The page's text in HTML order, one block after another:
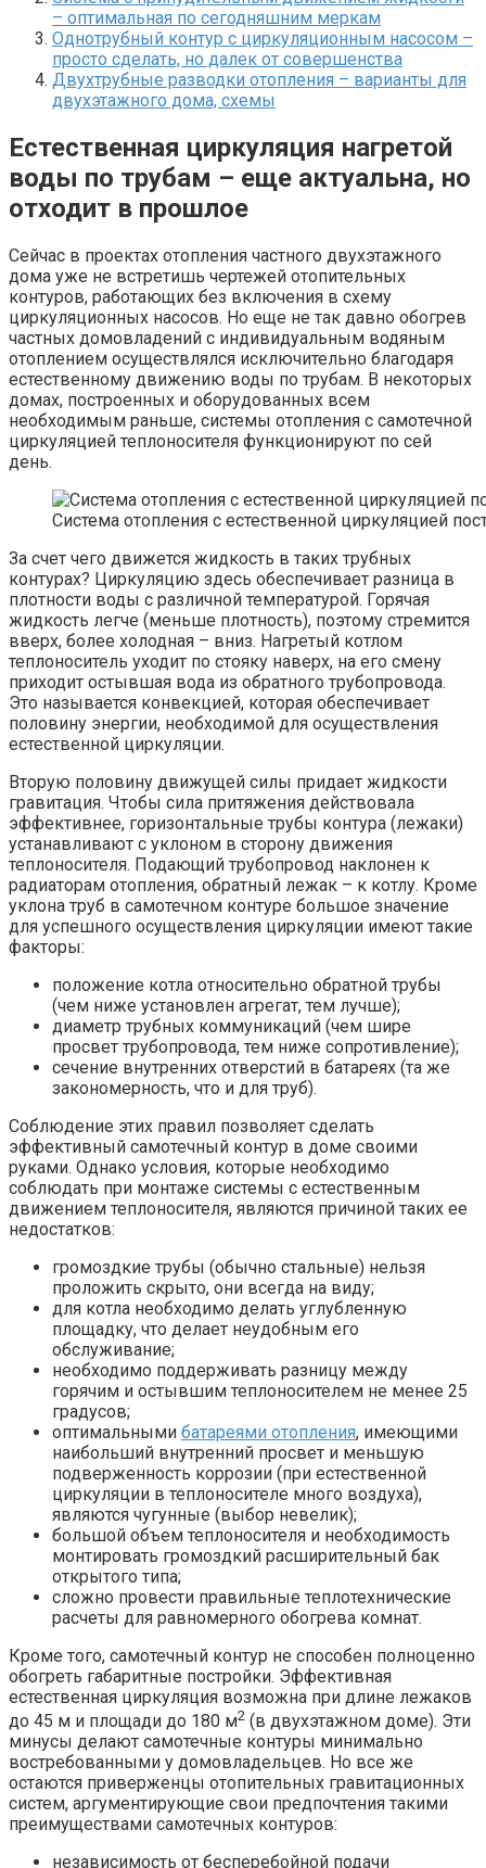
– оптимальная по сегодняшним меркам
Однотрубный контур с циркуляционным насосом –
просто сделать, но далек от совершенства
Двухтрубные разводки отопления – варианты для
двухэтажного дома, схемы
Естественная циркуляция нагретой
воды по трубам – еще актуальна, но
отходит в прошлое
Сейчас в проектах отопления частного двухэтажного
дома уже не встретишь чертежей отопительных
контуров, работающих без включения в схему
циркуляционных насосов. Но еще не так давно обогрев
частных домовладений с индивидуальным водяным
отоплением осуществлялся исключительно благодаря
естественному движению воды по трубам. В некоторых
домах, построенных и оборудованных всем
необходимым раньше, системы отопления с самотечной
циркуляцией теплоносителя функционируют по сей
день.
Система отопления с естественной циркуляцией
За счет чего движется жидкость в таких трубных
контурах? Циркуляцию здесь обеспечивает разница в
плотности воды с различной температурой. Горячая
жидкость легче (меньше плотность), поэтому стремится
вверх, более холодная – вниз. Нагретый котлом
теплоноситель уходит по стояку наверх, на его смену
приходит остывшая вода из обратного трубопровода.
Это называется конвекцией, которая обеспечивает
половину энергии, необходимой для осуществления
естественной циркуляции.
Вторую половину движущей силы придает жидкости
гравитация. Чтобы сила притяжения действовала
эффективнее, горизонтальные трубы контура (лежаки)
устанавливают с уклоном в сторону движения
теплоносителя. Подающий трубопровод наклонен к
радиаторам отопления, обратный лежак – к котлу. Кроме
уклона труб в самотечном контуре большое значение
для успешного осуществления циркуляции имеют такие
факторы:
положение котла относительно обратной трубы
(чем ниже установлен агрегат, тем лучше);
диаметр трубных коммуникаций (чем шире
просвет трубопровода, тем ниже сопротивление);
сечение внутренних отверстий в батареях (та же
закономерность, что и для труб).
Соблюдение этих правил позволяет сделать
эффективный самотечный контур в доме своими
руками. Однако условия, которые необходимо
соблюдать при монтаже системы с естественным
движением теплоносителя, являются причиной таких ее
недостатков:
громоздкие трубы (обычно стальные) нельзя
проложить скрыто, они всегда на виду;
для котла необходимо делать углубленную
площадку, что делает неудобным его
обслуживание;
необходимо поддерживать разницу между
горячим и остывшим теплоносителем не менее 25
градусов;
оптимальными батареями отопления, имеющими
наибольший внутренний просвет и меньшую
подверженность коррозии (при естественной
циркуляции в теплоносителе много воздуха),
являются чугунные (выбор невелик);
большой объем теплоносителя и необходимость
монтировать громоздкий расширительный бак
открытого типа;
сложно провести правильные теплотехнические
расчеты для равномерного обогрева комнат.
Кроме того, самотечный контур не способен полноценно
обогреть габаритные постройки. Эффективная
естественная циркуляция возможна при длине лежаков
до 45 м и площади до 180 м2 (в двухэтажном доме). Эти
минусы делают самотечные контуры минимально
востребованными у домовладельцев. Но все же
остаются приверженцы отопительных гравитационных
систем, аргументирующие свои предпочтения такими
преимуществами самотечных контуров:
независимость от бесперебойной подачи